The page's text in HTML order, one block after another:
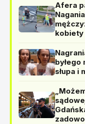
Afera
kobiety
byłego
słupa i